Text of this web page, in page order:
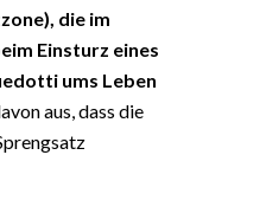
die im
Einsturz eines
ums Leben
aus, dass die